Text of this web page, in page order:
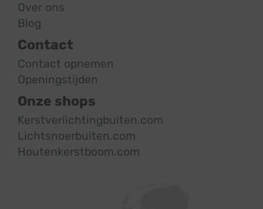
Over ons
Blog
Contact
Contact opnemen
Openingstijden
Onze shops
Kerstverlichtingbuiten.com
Lichtsnoerbuiten.com
Houtenkerstboom.com